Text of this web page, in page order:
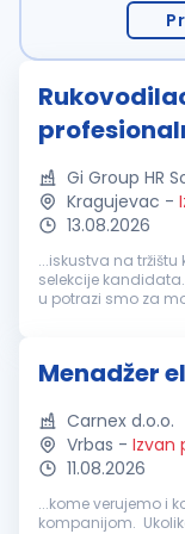
Gi Group HR
Kragujevac -
13.08.2026
...iskustva na
selekcije
u potrazi smo za
Menadžer
Carnex d.o.o.
Vrbas - Izvan
11.08.2026
...kome verujemo i
kompanijom.